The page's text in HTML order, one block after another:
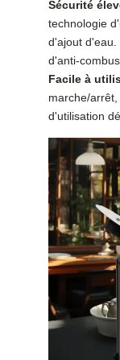
Sécurité
technologie
d'ajout d'eau.
d'anti-
Facile à
marche/
d'utilisation